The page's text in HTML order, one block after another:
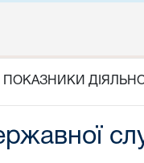
ПОКАЗНИКИ